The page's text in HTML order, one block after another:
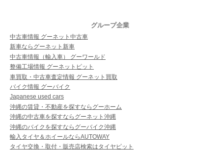
グループ企業
中古車情報 グーネット中古車
新車ならグーネット新車
中古車情報（輸入車） グーワールド
整備工場情報 グーネットピット
車買取・中古車査定情報 グーネット買取
バイク情報 グーバイク
Japanese used cars
沖縄の賃貸・不動産を探すならグーホーム
沖縄の中古車を探すならグーネット沖縄
沖縄のバイクを探すならグーバイク沖縄
輸入タイヤ＆ホイールならAUTOWAY
タイヤ交換・取付・販売店検索はタイヤピット